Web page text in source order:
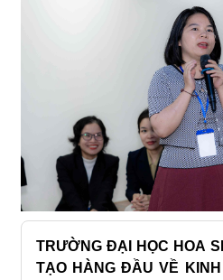
TRƯỜNG ĐẠI HỌC HOA
TẠO HÀNG ĐẦU VỀ